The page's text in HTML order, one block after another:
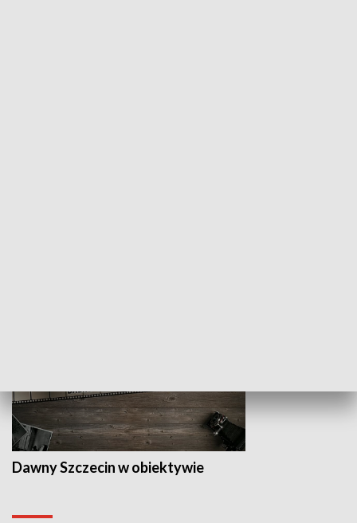
Dawny Szczecin w obiektywie